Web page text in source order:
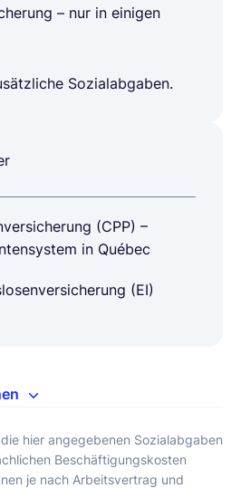
– nur in einigen
Sozialabgaben.
(CPP) –
in Québec
(EI)
hier angegebenen Sozialabgaben
Beschäftigungskosten
je nach Arbeitsvertrag und